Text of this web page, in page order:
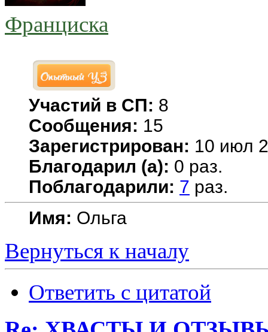
Франциска
Участий в СП: 8
Сообщения: 15
Зарегистрирован: 10 июл
Благодарил (а): 0 раз.
Поблагодарили: 7 раз.
Имя: Ольга
Вернуться к началу
Ответить с цитатой